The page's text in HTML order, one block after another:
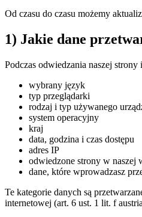
Od czasu do czasu możemy
1) Jakie dane
Podczas odwiedzania naszej
wybrany język
typ przeglądarki
rodzaj i typ używanego
system operacyjny
kraj
data, godzina i czas dostępu
adres IP
odwiedzone strony w
dane, które wprowadzasz
Te kategorie danych są
internetowej (art. 6 ust. 1 lit. f